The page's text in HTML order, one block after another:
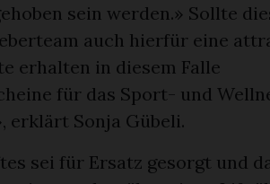
sein werden.» Sollte
auch hierfür eine
erhalten in diesem Falle
für das Sport- und
erklärt Sonja Gübeli.
sei für Ersatz gesorgt und